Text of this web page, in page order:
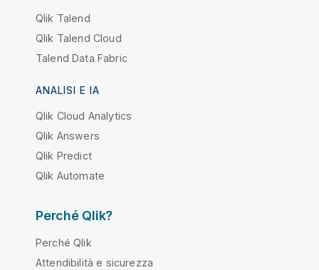
Qlik Talend
Qlik Talend Cloud
Talend Data Fabric
ANALISI E IA
Qlik Cloud Analytics
Qlik Answers
Qlik Predict
Qlik Automate
Perché Qlik?
Perché Qlik
Attendibilità e sicurezza